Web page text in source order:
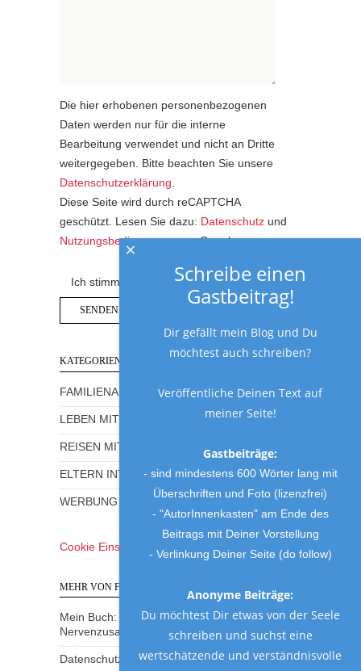
Die hier erhobenen personenbezogenen
Daten werden nur für die interne
Bearbeitung verwendet und nicht an Dritte
weitergegeben. Bitte beachten Sie unsere
Datenschutzerklärung
Diese Seite wird durch reCAPTCHA
geschützt. Lesen Sie dazu: Datenschutz und
Nutzungsbedingungenvon Google.
Ich stimme der Datenschutzerklärung zu.
KATEGORIEN
FAMILIENALLTAG MIT HUMOR
LEBEN MIT KINDERN
REISEN MIT KINDERN
ELTERN INTERVIEWS
WERBUNG UND GEWINNSPIELE
Cookie Einstellungen
MEHR VON FRAU MUTTER
Mein Buch: Eine Mama am Rande des
Nervenzusammenbruchs
Datenschutzerklärung
Schreibe einen
Gastbeitrag!
Dir gefällt mein Blog und Du
möchtest auch schreiben?
Veröffentliche Deinen Text auf
meiner Seite!
Gastbeiträge:
- sind mindestens 600 Wörter lang mit
Überschriften und Foto (lizenzfrei)
- "AutorInnenkasten" am Ende des
Beitrags mit Deiner Vorstellung
- Verlinkung Deiner Seite (do follow)
Anonyme Beiträge:
Du möchtest Dir etwas von der Seele
schreiben und suchst eine
wertschätzende und verständnisvolle
×